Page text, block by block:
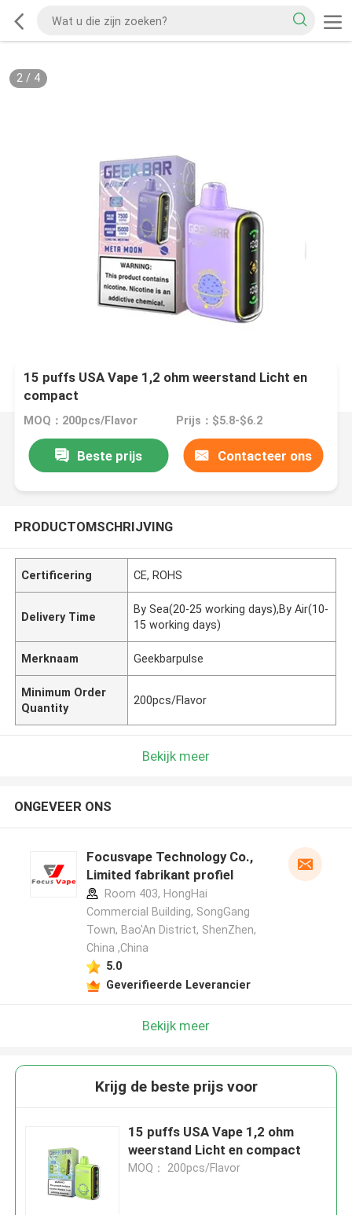
2/ 4
15 puffs USA Vape 1,2 ohm weerstand Licht en
compact
MOQ：200pcs/Flavor Prijs：$5.8-$6.2
Beste prijs Contacteer ons
PRODUCTOMSCHRIJVING
Certificering CE, ROHS
Delivery Time
By Sea(20-25 working days),By Air(10-
15 working days)
Merknaam Geekbarpulse
Minimum Order
Quantity
200pcs/Flavor
Bekijk meer
ONGEVEER ONS
Focusvape Technology Co.,
Limited fabrikant profiel
Room 403, HongHai
Commercial Building, SongGang
Town, Bao'An District, ShenZhen,
China ,China
5.0
Geverifieerde Leverancier
Bekijk meer
Krijg de beste prijs voor
15 puffs USA Vape 1,2 ohm
weerstand Licht en compact
MOQ： 200pcs/Flavor